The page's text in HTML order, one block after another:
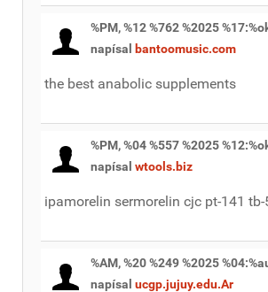
%PM, %12 %762 %2025
napísal
bantoomusic.com
the best anabolic supplements
%PM, %04 %557 %2025
napísal wtools.biz
ipamorelin sermorelin cjc pt-141 tb-
%AM, %20 %249 %2025
napísal ucgp.jujuy.edu.Ar